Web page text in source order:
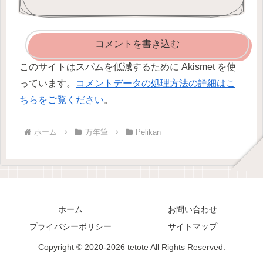
コメントを書き込む
このサイトはスパムを低減するために Akismet を使
っています。
コメントデータの処理方法の詳細はこ
ちらをご覧ください。
ホーム 万年筆 Pelikan
ホーム
お問い合わせ
プライバシーポリシー
サイトマップ
Copyright © 2020-2026 tetote All Rights Reserved.